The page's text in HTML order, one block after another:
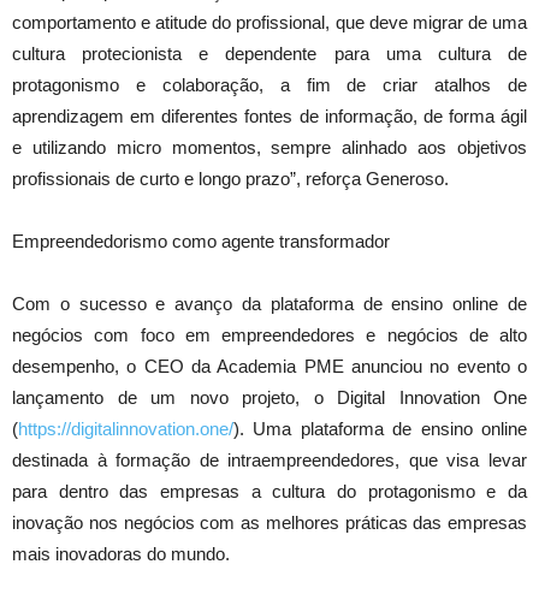
comportamento e atitude do profissional, que deve migrar de uma
cultura protecionista e dependente para uma cultura de
protagonismo e colaboração, a fim de criar atalhos de
aprendizagem em diferentes fontes de informação, de forma ágil
e utilizando micro momentos, sempre alinhado aos objetivos
profissionais de curto e longo prazo”, reforça Generoso.
Empreendedorismo como agente transformador
Com o sucesso e avanço da plataforma de ensino online de
negócios com foco em empreendedores e negócios de alto
desempenho, o CEO da Academia PME anunciou no evento o
lançamento de um novo projeto, o Digital Innovation One
(https://digitalinnovation.one/). Uma plataforma de ensino online
destinada à formação de intraempreendedores, que visa levar
para dentro das empresas a cultura do protagonismo e da
inovação nos negócios com as melhores práticas das empresas
mais inovadoras do mundo.